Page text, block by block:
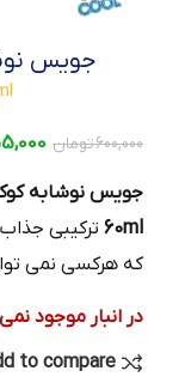
جویس
600,000تومان
60ml ترکیبی
که هرکسی نمی
در انبار موجود
to compare